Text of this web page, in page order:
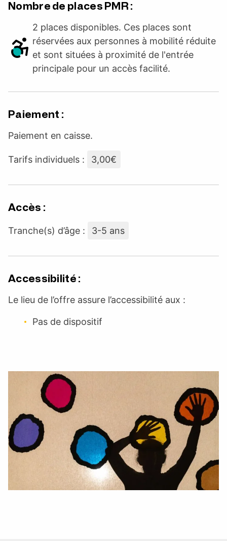
Nombre de places PMR :
2 places disponibles. Ces places sont
réservées aux personnes à mobilité réduite
et sont situées à proximité de l'entrée
principale pour un accès facilité.
Paiement :
Paiement en caisse.
Tarifs individuels : 3,00€
Accès :
Tranche(s) d’âge : 3-5 ans
Accessibilité :
Le lieu de l’offre assure l’accessibilité aux :
Pas de dispositif